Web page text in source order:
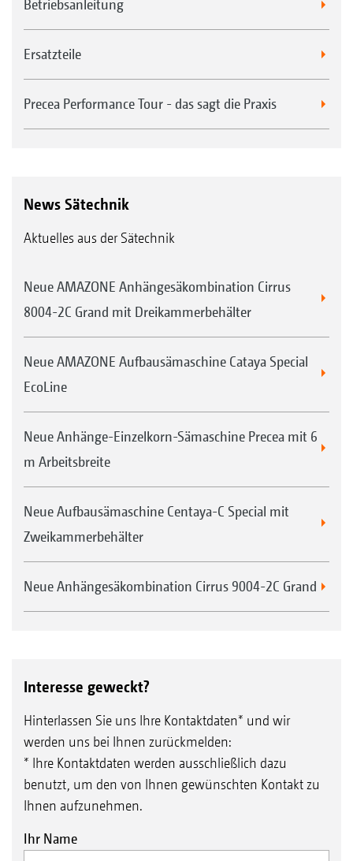
Betriebsanleitung
Ersatzteile
Precea Performance Tour - das sagt die Praxis
News Sätechnik
Aktuelles aus der Sätechnik
Neue AMAZONE Anhängesäkombination Cirrus
8004-2C Grand mit Dreikammerbehälter
Neue AMAZONE Aufbausämaschine Cataya Special
EcoLine
Neue Anhänge-Einzelkorn-Sämaschine Precea mit 6
m Arbeitsbreite
Neue Aufbausämaschine Centaya-C Special mit
Zweikammerbehälter
Neue Anhängesäkombination Cirrus 9004-2C Grand
Interesse geweckt?
Hinterlassen Sie uns Ihre Kontaktdaten* und wir
werden uns bei Ihnen zurückmelden:
* Ihre Kontaktdaten werden ausschließlich dazu
benutzt, um den von Ihnen gewünschten Kontakt zu
Ihnen aufzunehmen.
Ihr Name